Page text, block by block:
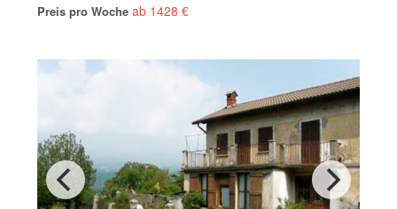
Preis pro Woche ab 1428 €